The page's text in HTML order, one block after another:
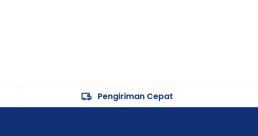
Pengiriman Cepat